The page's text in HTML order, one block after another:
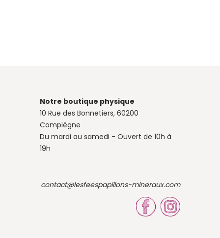
Notre boutique physique
10 Rue des Bonnetiers, 60200
Compiègne
Du mardi au samedi - Ouvert de 10h à
19h
contact@lesfeespapillons-mineraux.com